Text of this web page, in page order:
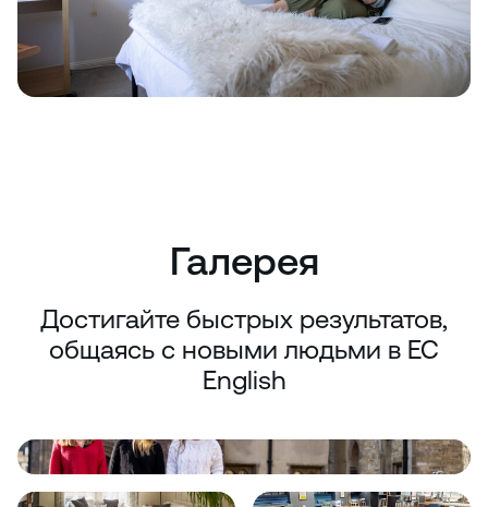
Галерея
Достигайте быстрых результатов,
общаясь с новыми людьми в EC
English